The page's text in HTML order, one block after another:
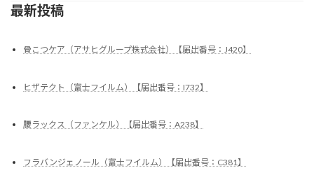
最新投稿
骨こつケア（アサヒグループ株式会社）【届出番号：J420】
ヒザテクト（富士フイルム）【届出番号：I732】
腰ラックス（ファンケル）【届出番号：A238】
フラバンジェノール（富士フイルム）【届出番号：C381】